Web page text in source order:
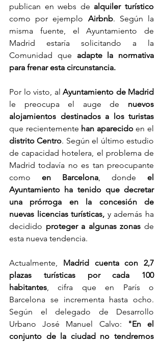
publican en webs de alquiler turístico
como por ejemplo Airbnb. Según la
misma fuente, el Ayuntamiento de
Madrid estaría solicitando a la
Comunidad que adapte la normativa
para frenar esta circunstancia.
Por lo visto, al Ayuntamiento de Madrid
le preocupa el auge de nuevos
alojamientos destinados a los turistas
que recientemente han aparecido
distrito Centro. Según el último estudio
de capacidad hotelera, el problema de
Madrid todavía no es tan preocupante
como en Barcelona, donde el
Ayuntamiento ha tenido que decretar
una prórroga en la concesión de
nuevas licencias turísticas, y además ha
decidido proteger a algunas zonas de
esta nueva tendencia.
Actualmente, Madrid cuenta con 2,7
plazas turísticas por cada 100
habitantes, cifra que en París o
Barcelona se incrementa hasta ocho.
Según el delegado de Desarrollo
Urbano José Manuel Calvo:
"En el
conjunto de la ciudad no tendremos